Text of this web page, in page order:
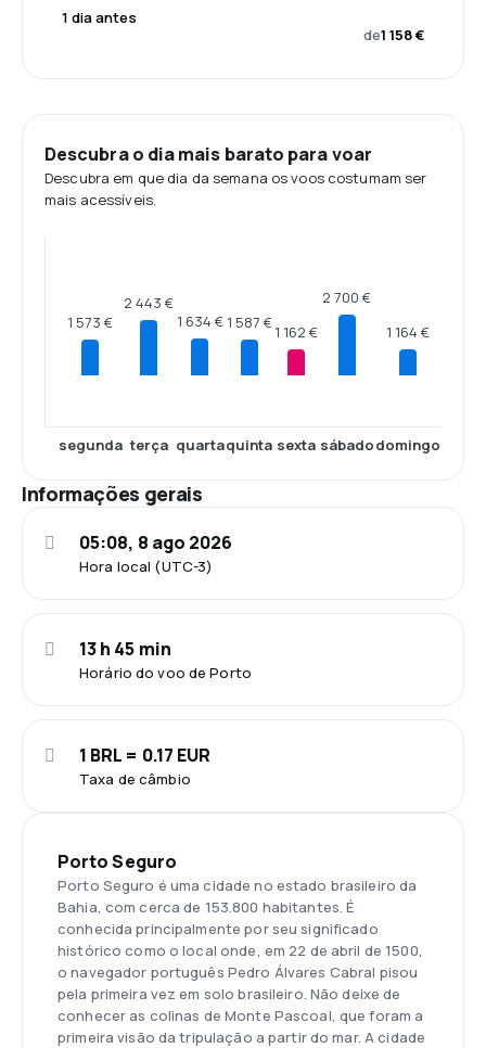
1 dia antes
de1 158 €
Descubra o dia mais barato para voar
Descubra em que dia da semana os voos costumam ser
mais acessíveis.
1 573 €
segunda
2 443 €
terça
1 634 €
quarta
1 587 €
quinta
1 162 €
sexta
2 700 €
sábado
1 164 €
domingo
Informações gerais
Hora local (UTC-3)
05:08, 8 ago 2026
Horário do voo de Porto
13 h 45 min
Taxa de câmbio
1 BRL = 0.17 EUR
Porto Seguro
Porto Seguro é uma cidade no estado brasileiro da
Bahia, com cerca de 153.800 habitantes. É
conhecida principalmente por seu significado
histórico como o local onde, em 22 de abril de 1500,
o navegador português Pedro Álvares Cabral pisou
pela primeira vez em solo brasileiro. Não deixe de
conhecer as colinas de Monte Pascoal, que foram a
primeira visão da tripulação a partir do mar. A cidade